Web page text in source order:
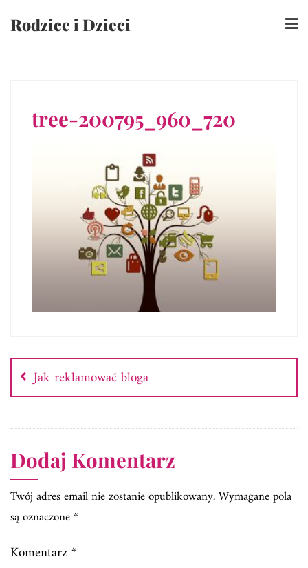
Rodzice i Dzieci
tree-200795_960_720
wpisu
Jak reklamować bloga
Dodaj Komentarz
Twój adres email nie zostanie opublikowany.Wymagane pola
są oznaczone*
Komentarz*